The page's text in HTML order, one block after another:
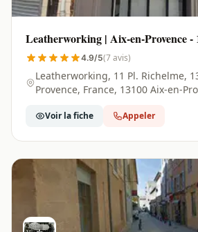
Leatherworking | Aix-en-Provence -
4.9/5(7 avis)
Leatherworking, 11 Pl. Richelme,
Provence, France, 13100 Aix-en-
Voir la fiche Appeler